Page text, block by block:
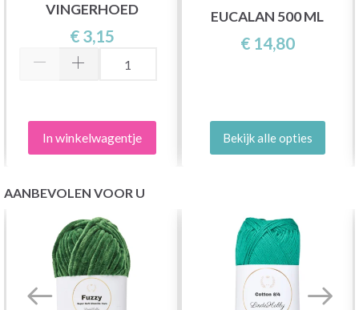
VINGERHOED
€ 3,15
In winkelwagentje
EUCALAN 500 ML
€ 14,80
Bekijk alle opties
AANBEVOLEN VOOR U